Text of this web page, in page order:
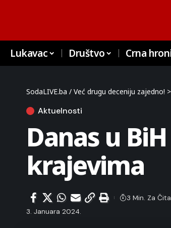
Lukavac Društvo Crna
SodaLIVE.ba / Već drugu deceniju zajedno! >
Aktuelnosti
Danas u
krajevima
3. Januara 2024.
3 Min. Za